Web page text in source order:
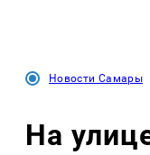
Новости Самары
На